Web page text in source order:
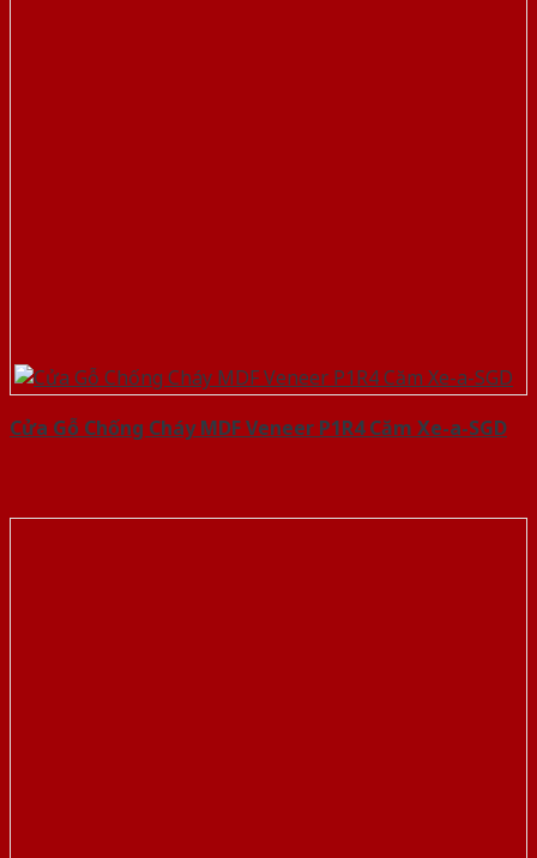
Cửa Gỗ Chống Cháy MDF Veneer P1R4 Căm Xe-a-SGD